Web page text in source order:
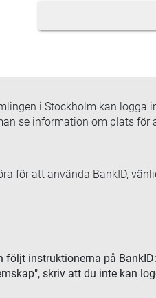
i Stockholm kan logga
se information om plats
för att använda BankID,
följt instruktionerna på
skriv att du inte kan